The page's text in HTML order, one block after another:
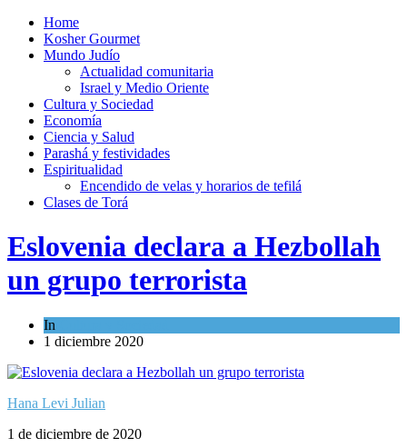
Home
Kosher Gourmet
Mundo Judío
Actualidad comunitaria
Israel y Medio Oriente
Cultura y Sociedad
Economía
Ciencia y Salud
Parashá y festividades
Espiritualidad
Encendido de velas y horarios de tefilá
Clases de Torá
Eslovenia declara a Hezbollah
un grupo terrorista
In
1 diciembre 2020
Hana Levi Julian
1 de diciembre de 2020